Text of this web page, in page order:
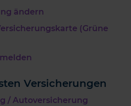
ändern
(Grüne
Versicherungen
/ Autoversicherung